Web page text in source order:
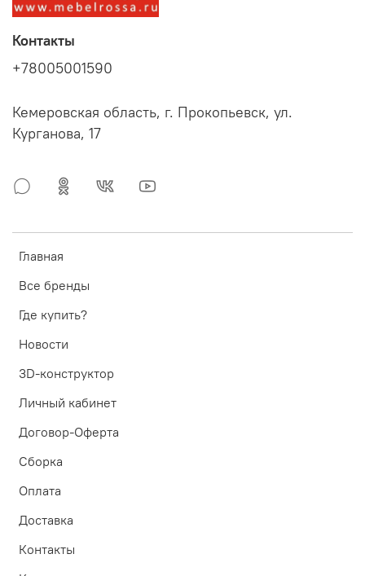
Главная
Все бренды
Где купить?
Новости
3D-конструктор
Личный кабинет
Договор-Оферта
Сборка
Оплата
Доставка
Контакты
Контакты
+78005001590
Кемеровская область, г. Прокопьевск, ул.
Курганова, 17